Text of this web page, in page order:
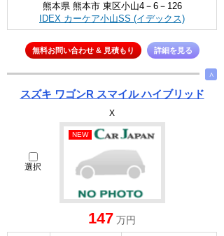
熊本県 熊本市 東区小山4－6－126
IDEX カーケア小山SS (イデックス)
無料お問い合わせ & 見積もり 詳細を見る
∧
スズキ ワゴンR スマイル ハイブリッド
X
選択
NEW
147 万円